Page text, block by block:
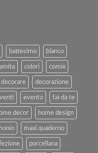
battesimo bianco
colori comix
decorare decorazione
evento fai da te
decor home design
maxi quaderno
porcellana